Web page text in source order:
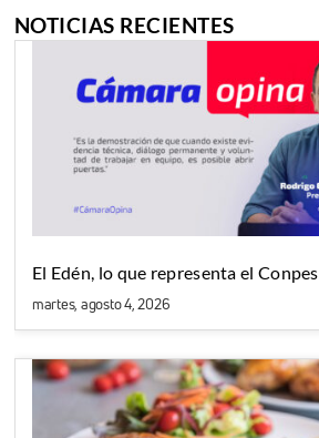
NOTICIAS RECIENTES
El Edén, lo que representa el Conpes
martes, agosto 4, 2026